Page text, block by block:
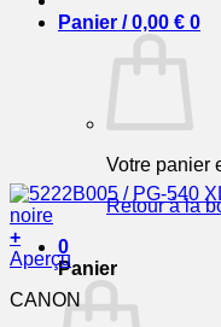
Panier /0,00 € 0
Votre panier
Retour à la
0
Panier
+
Aperçu
CANON